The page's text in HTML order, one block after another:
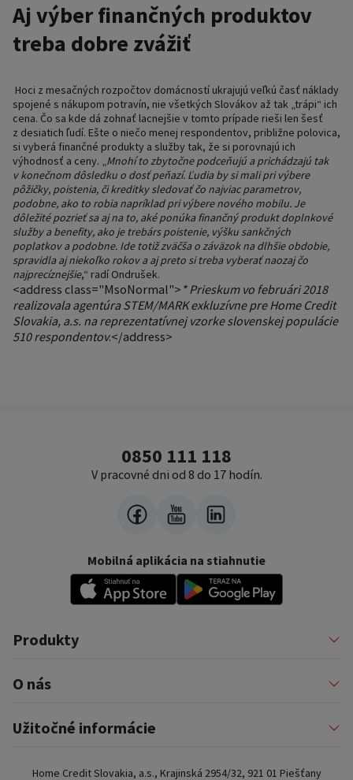
Aj výber finančných produktov
treba dobre zvážiť
Hoci z mesačných rozpočtov domácností ukrajujú veľkú časť náklady
spojené s nákupom potravín, nie všetkých Slovákov až tak „trápi“ ich
cena. Čo sa kde dá zohnať lacnejšie v tomto prípade rieši len šesť
z desiatich ľudí. Ešte o niečo menej respondentov, približne polovica,
si vyberá finančné produkty a služby tak, že si porovnajú ich
výhodnosť a ceny. „Mnohí to zbytočne podceňujú a prichádzajú tak
v konečnom dôsledku o dosť peňazí. Ľudia by si mali pri výbere
pôžičky, poistenia, či kreditky sledovať čo najviac parametrov,
podobne, ako to robia napríklad pri výbere nového mobilu. Je
dôležité pozrieť sa aj na to, aké ponúka finančný produkt doplnkové
služby a benefity, ako je trebárs poistenie, výšku sankčných
poplatkov a podobne. Ide totiž zväčša o záväzok na dlhšie obdobie,
spravidla aj niekoľko rokov a aj preto si treba vyberať naozaj čo
najprecíznejšie,“ radí Ondrušek.
<address class="MsoNormal"> * Prieskum vo februári 2018
realizovala agentúra STEM/MARK exkluzívne pre Home Credit
Slovakia, a.s. na reprezentatívnej vzorke slovenskej populácie
510 respondentov.</address>
0850 111 118
V pracovné dni od 8 do 17 hodín.
Mobilná aplikácia na stiahnutie
Produkty
Pôžičky
Financovanie podnikateľov
Nákup na splátky a karty
Auto na splátky
O nás
Profil firmy
Pomáhame
Blog
Užitočné informácie
Najčastejšie otázky
Home Credit Slovakia, a.s., Krajinská 2954/32, 921 01 Piešťany